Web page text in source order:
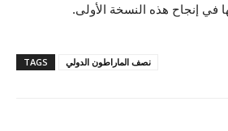
في إنجاح هذه النسخة الأولى.
TAGS نصف الماراطون الدولي